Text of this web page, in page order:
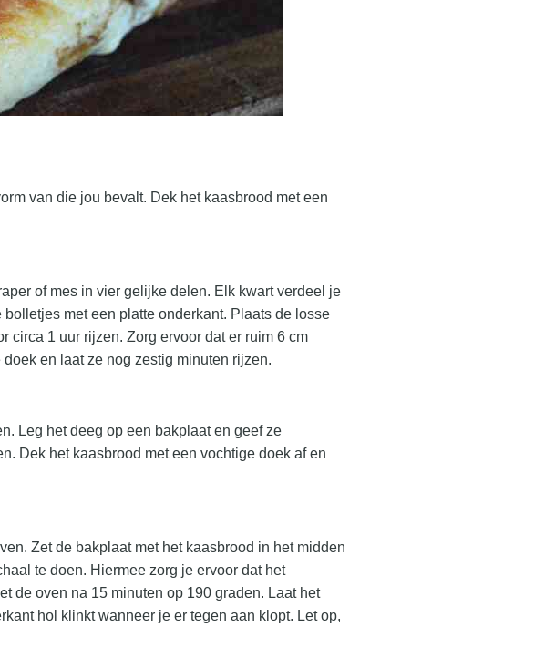
van die jou bevalt. Dek het kaasbrood met een
of mes in vier gelijke delen. Elk kwart verdeel je
met een platte onderkant. Plaats de losse
circa 1 uur rijzen. Zorg ervoor dat er ruim 6 cm
en laat ze nog zestig minuten rijzen.
Leg het deeg op een bakplaat en geef ze
Dek het kaasbrood met een vochtige doek af en
Zet de bakplaat met het kaasbrood in het midden
te doen. Hiermee zorg je ervoor dat het
de oven na 15 minuten op 190 graden. Laat het
hol klinkt wanneer je er tegen aan klopt. Let op,